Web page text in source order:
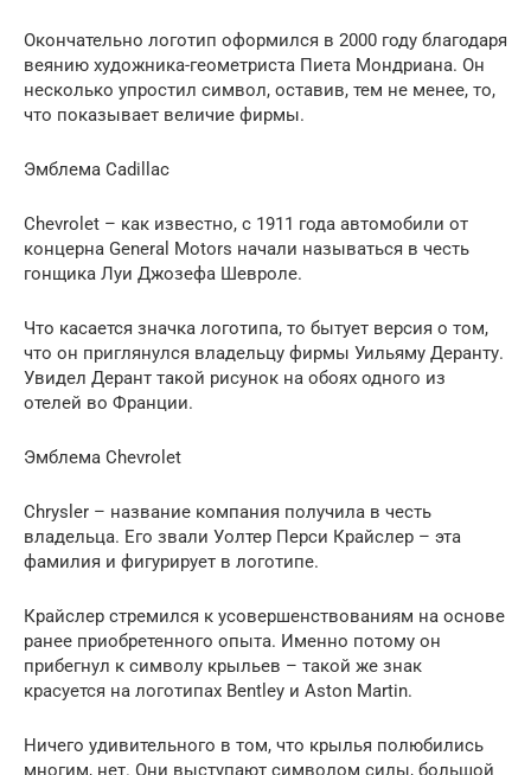
Окончательно логотип оформился в 2000 году благодаря
веянию художника-геометриста Пиета Мондриана. Он
несколько упростил символ, оставив, тем не менее, то,
что показывает величие фирмы.
Эмблема Cadillac
Chevrolet – как известно, с 1911 года автомобили от
концерна General Motors начали называться в честь
гонщика Луи Джозефа Шевроле.
Что касается значка логотипа, то бытует версия о том,
что он приглянулся владельцу фирмы Уильяму Деранту.
Увидел Дерант такой рисунок на обоях одного из
отелей во Франции.
Эмблема Chevrolet
Chrysler – название компания получила в честь
владельца. Его звали Уолтер Перси Крайслер – эта
фамилия и фигурирует в логотипе.
Крайслер стремился к усовершенствованиям на основе
ранее приобретенного опыта. Именно потому он
прибегнул к символу крыльев – такой же знак
красуется на логотипах Bentley и Aston Martin.
Ничего удивительного в том, что крылья полюбились
многим, нет. Они выступают символом силы, большой